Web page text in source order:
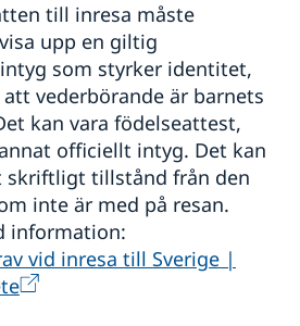
till inresa måste
upp en giltig
som styrker identitet,
vederbörande är barnets
kan vara födelseattest,
officiellt intyg. Det kan
skriftligt tillstånd från den
inte är med på resan.
information:
vid inresa till Sverige |